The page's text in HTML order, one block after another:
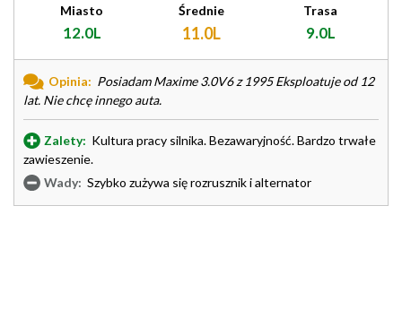
Miasto
12.0L
Średnie
11.0L
Trasa
9.0L
Opinia: Posiadam Maxime 3.0V6 z 1995 Eksploatuje od 12
lat. Nie chcę innego auta.
Zalety: Kultura pracy silnika. Bezawaryjność. Bardzo trwałe
zawieszenie.
Wady: Szybko zużywa się rozrusznik i alternator